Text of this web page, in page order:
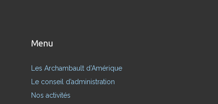
Menu
Les Archambault d’Amérique
Le conseil d’administration
Nos activités